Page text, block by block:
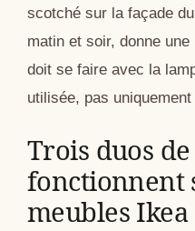
scotché sur la façade
matin et soir, donne
doit se faire avec la
utilisée, pas
Trois duos
fonctionnent
meubles Ikea